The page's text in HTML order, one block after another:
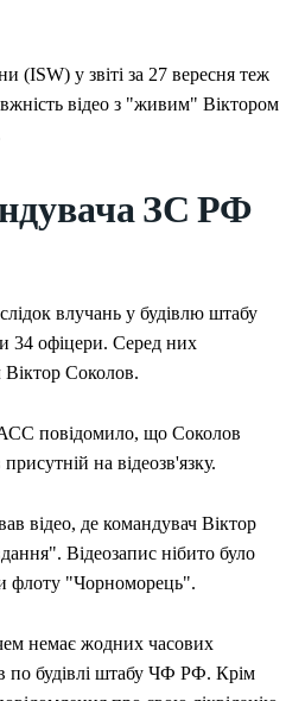
(ISW) у звіті за 27 вересня теж
відео з "живим" Віктором
ЗС РФ
влучань у будівлю штабу
34 офіцери. Серед них
Соколов.
повідомило, що Соколов
на відеозв'язку.
відео, де командувач Віктор
Відеозапис нібито було
флоту "Чорноморець".
немає жодних часових
по будівлі штабу ЧФ РФ. Крім